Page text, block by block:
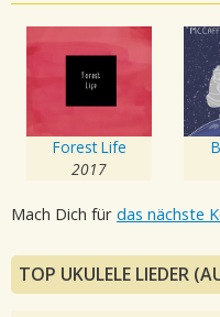
Forest Life
2017
Mach Dich für das nächste
TOP UKULELE LIEDER